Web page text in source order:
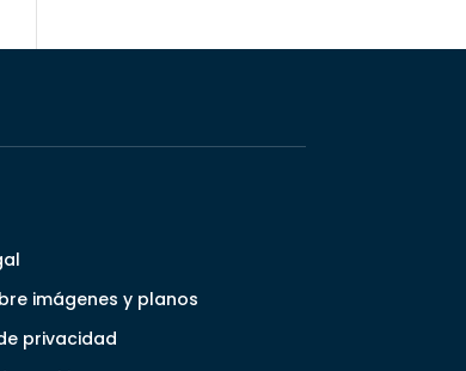
imágenes y planos
privacidad